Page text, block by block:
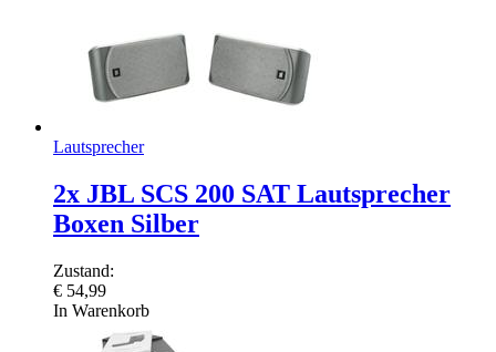
Lautsprecher
2x JBL SCS 200 SAT Lautsprecher
Boxen Silber
Zustand:
€ 54,99
In Warenkorb